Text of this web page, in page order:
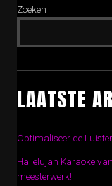
Zoeken
LAATSTE
Optimaliseer de
Hallelujah Karaoke
meesterwerk!